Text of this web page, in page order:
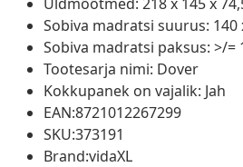
Sobiva madratsi suurus:
Sobiva madratsi paksus: >/=
Tootesarja nimi: Dover
Kokkupanek on vajalik: Jah
EAN:8721012267299
SKU:373191
Brand:vidaXL